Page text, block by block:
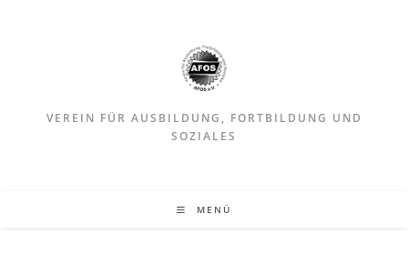
VEREIN FÜR AUSBILDUNG, FORTBILDUNG UND
SOZIALES
MENÜ